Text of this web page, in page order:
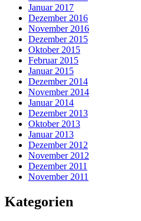
Januar 2017
Dezember 2016
November 2016
Dezember 2015
Oktober 2015
Februar 2015
Januar 2015
Dezember 2014
November 2014
Januar 2014
Dezember 2013
Oktober 2013
Januar 2013
Dezember 2012
November 2012
Dezember 2011
November 2011
Kategorien